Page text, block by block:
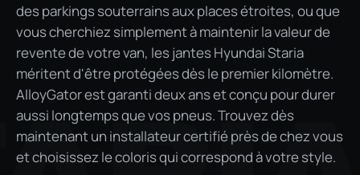
des parkings souterrains aux places étroites, ou que
vous cherchiez simplement à maintenir la valeur de
revente de votre van, les jantes Hyundai Staria
méritent d'être protégées dès le premier kilomètre.
AlloyGator est garanti deux ans et conçu pour durer
aussi longtemps que vos pneus. Trouvez dès
maintenant un installateur certifié près de chez vous
et choisissez le coloris qui correspond à votre style.